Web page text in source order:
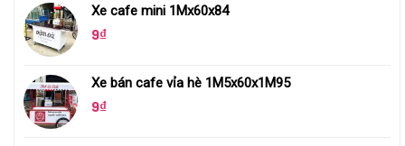
Xe cafe mini 1Mx60x84
9₫
Xe bán cafe vỉa hè 1M5x60x1M95
9₫